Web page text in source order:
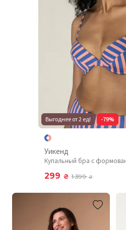
Выгоднее от 2 ед! -79%
Уикенд
Купальный бра с
299 ₴ 1 399₴